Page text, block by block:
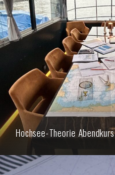
Hochsee-Theorie Abendkurs